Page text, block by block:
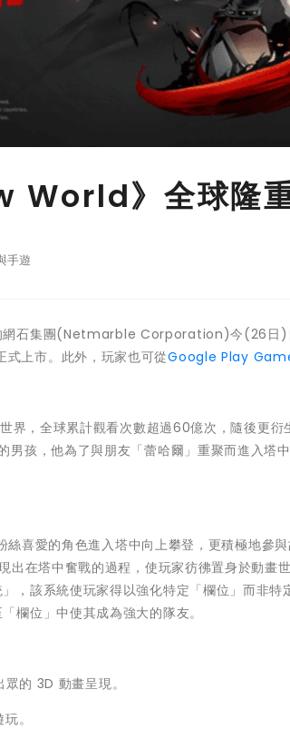
World》全球隆
手遊
網石集團(Netmarble Corporation)今(26日)
式上市。此外，玩家也可從Google Play
界，全球累計觀看次數超過60億次，隨後更衍
男孩，他為了與朋友「蕾哈爾」重聚而進入塔
喜愛的角色進入塔中向上攀登，更積極地參
在塔中奮戰的過程，使玩家彷彿置身於動畫
，該系統使玩家得以強化特定「欄位」而非特
欄位」中使其成為強大的隊友。
的 3D 動畫呈現。
。